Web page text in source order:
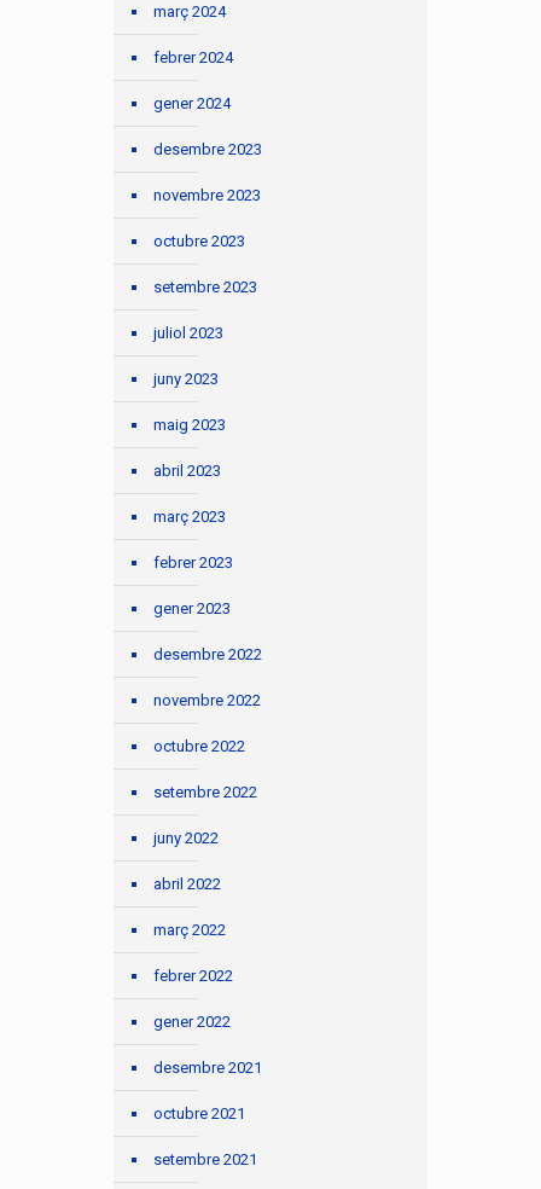
març 2024
febrer 2024
gener 2024
desembre 2023
novembre 2023
octubre 2023
setembre 2023
juliol 2023
juny 2023
maig 2023
abril 2023
març 2023
febrer 2023
gener 2023
desembre 2022
novembre 2022
octubre 2022
setembre 2022
juny 2022
abril 2022
març 2022
febrer 2022
gener 2022
desembre 2021
octubre 2021
setembre 2021